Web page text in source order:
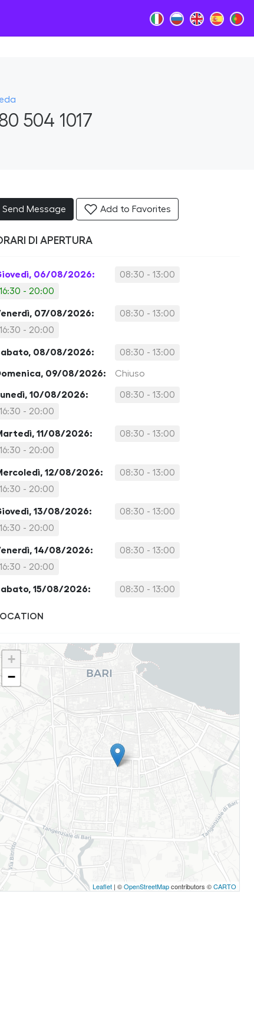
504 1017
Send Message Add to Favorites
DI APERTURA
06/08/2026:
08:30 - 13:00
16:30 - 20:00
07/08/2026:
08:30 - 13:00
16:30 - 20:00
08/08/2026: 08:30 - 13:00
09/08/2026: Chiuso
10/08/2026:
08:30 - 13:00
16:30 - 20:00
11/08/2026:
08:30 - 13:00
16:30 - 20:00
12/08/2026:
08:30 - 13:00
16:30 - 20:00
13/08/2026:
08:30 - 13:00
16:30 - 20:00
14/08/2026:
08:30 - 13:00
16:30 - 20:00
15/08/2026: 08:30 - 13:00
+
−
Leaflet | ©OpenStreetMapcontributors ©CARTO